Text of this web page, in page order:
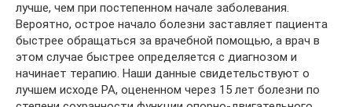
лучше, чем при постепенном начале заболевания.
Вероятно, острое начало болезни заставляет пациента
быстрее обращаться за врачебной помощью, а врач в
этом случае быстрее определяется с диагнозом и
начинает терапию. Наши данные свидетельствуют о
лучшем исходе РА, оцененном через 15 лет болезни по